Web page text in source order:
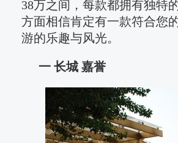
38万之间，每款都拥有独特
方面相信肯定有一款符合您
游的乐趣与风光。
一 长城 嘉誉